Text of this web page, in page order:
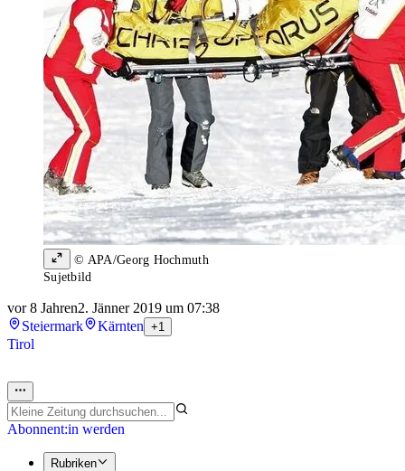
© APA/Georg Hochmuth
Sujetbild
vor 8 Jahren2. Jänner 2019 um 07:38
Steiermark
Kärnten +1
Tirol
Abonnent:in werden
Rubriken